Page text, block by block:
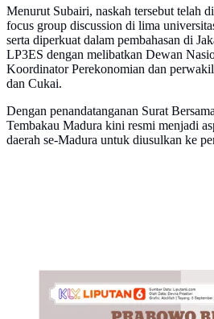
Menurut Subairi, naskah tersebut telah
focus group discussion di lima
serta diperkuat dalam pembahasan di
LP3ES dengan melibatkan Dewan
Koordinator Perekonomian dan
dan Cukai.
Dengan penandatanganan Surat
Tembakau Madura kini resmi menjadi
daerah se-Madura untuk diusulkan ke
Infografis Prabowo Bidik
Tembus 8 Persen.